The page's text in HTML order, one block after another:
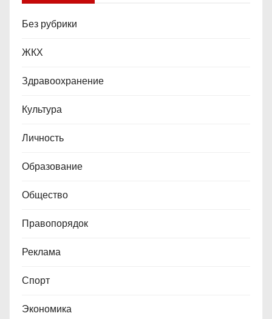
Без рубрики
ЖКХ
Здравоохранение
Культура
Личность
Образование
Общество
Правопорядок
Реклама
Спорт
Экономика